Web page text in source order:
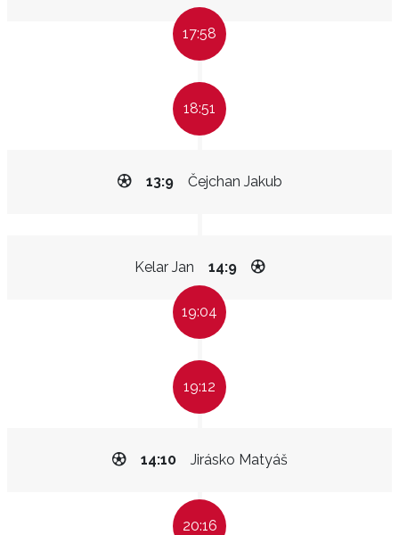
17:58
18:51
Čejchan Jakub
13:9
Kelar Jan 14:9
19:04
19:12
Jirásko Matyáš
14:10
20:16